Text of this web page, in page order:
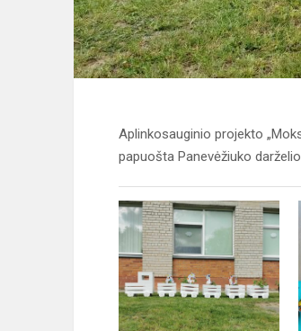
Aplinkosauginio projekto
papuošta Panevėžiuko